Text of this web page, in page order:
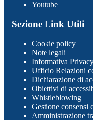
Youtube
Sezione Link Utili
Cookie policy
Note legali
Informativa Privacy
Ufficio Relazioni
Dichiarazione di
Obiettivi di
Whistleblowing
Gestione consensi
Amministrazione